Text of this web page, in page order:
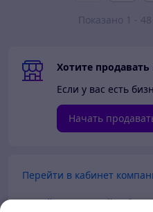
Показано 1 -
Хотите продавать
Если у вас есть
Начать
Перейти в кабинет
Перейти в личный